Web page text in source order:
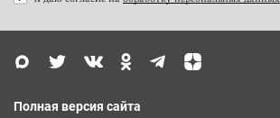
Полная версия сайта